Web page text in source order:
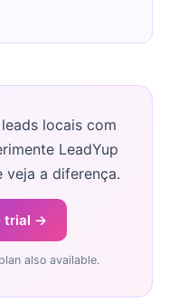
locais com
LeadYup
veja a diferença.
trial →
also available.